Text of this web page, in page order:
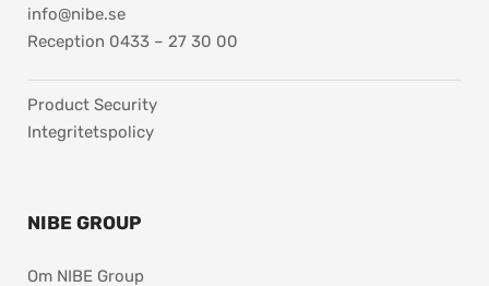
info@nibe.se
Reception 0433 – 27 30 00
Product Security
Integritetspolicy
NIBE GROUP
Om NIBE Group